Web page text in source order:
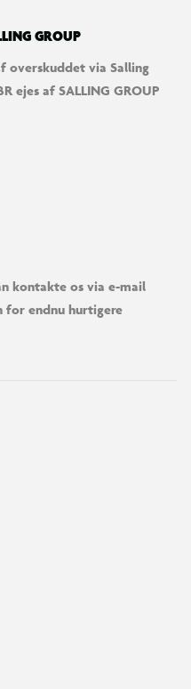
GROUP
overskuddet via Salling
ejes af SALLING GROUP
kontakte os via e-mail
endnu hurtigere